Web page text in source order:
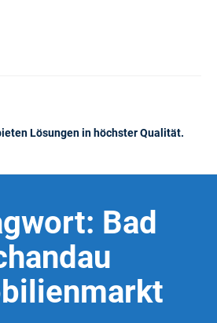
Lösungen in höchster Qualität.
Bad